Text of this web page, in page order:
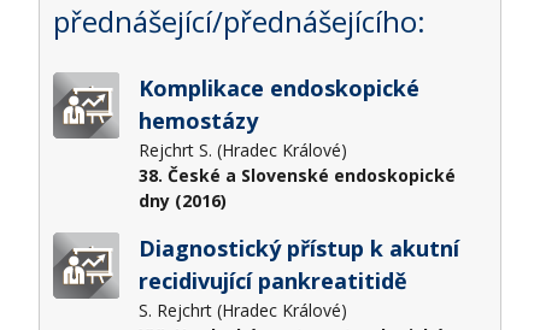
přednášející/přednášejícího:
Komplikace endoskopické
hemostázy
Rejchrt S. (Hradec Králové)
38. České a Slovenské endoskopické
dny (2016)
Diagnostický přístup k akutní
recidivující pankreatitidě
S. Rejchrt (Hradec Králové)